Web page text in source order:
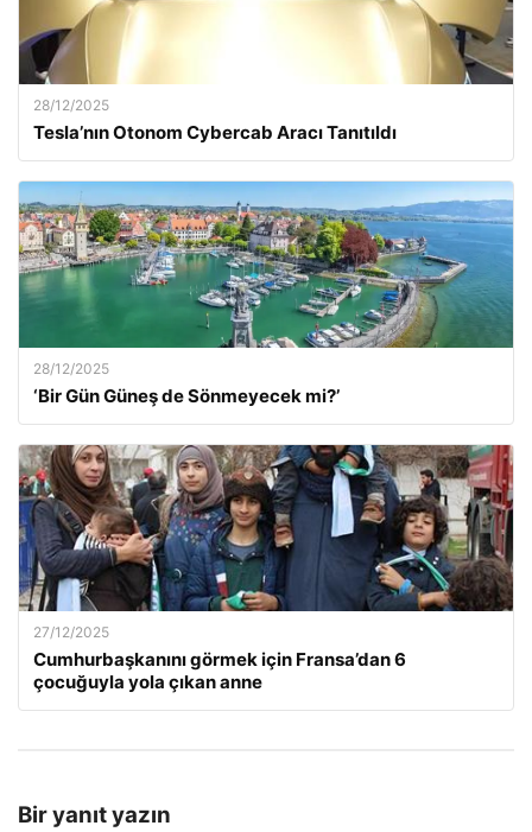
28/12/2025
Tesla’nın Otonom Cybercab Aracı Tanıtıldı
28/12/2025
‘Bir Gün Güneş de Sönmeyecek mi?’
27/12/2025
Cumhurbaşkanını görmek için Fransa’dan 6
çocuğuyla yola çıkan anne
Bir yanıt yazın